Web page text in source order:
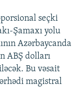
seçki
Şamaxı yolu
Azərbaycanda
ABŞ dolları
Bu vəsait
magistral